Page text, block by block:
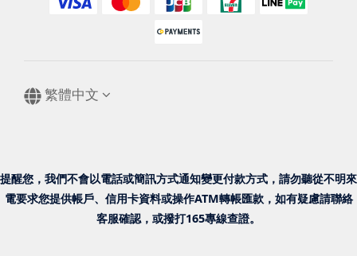
繁體中文
提醒您，我們不會以電話或簡訊方式通知變更付款方式，請勿聽從不明來
電要求您提供帳戶、信用卡資料或操作ATM轉帳匯款，如有疑慮請聯絡
客服確認，或撥打165專線查證。